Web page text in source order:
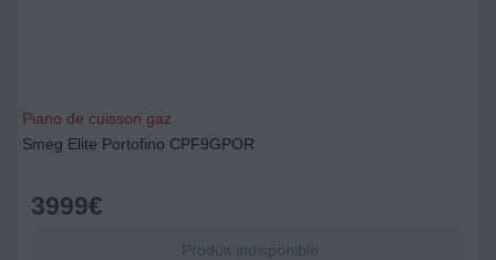
Piano de cuisson gaz
Smeg Elite Portofino CPF9GPOR
3999€
Produit indisponible